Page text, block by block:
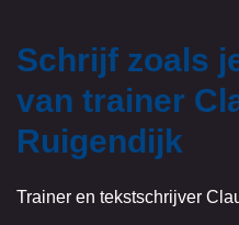
Schrijf zoals
van trainer
Ruigendijk
Trainer en tekstschrijver